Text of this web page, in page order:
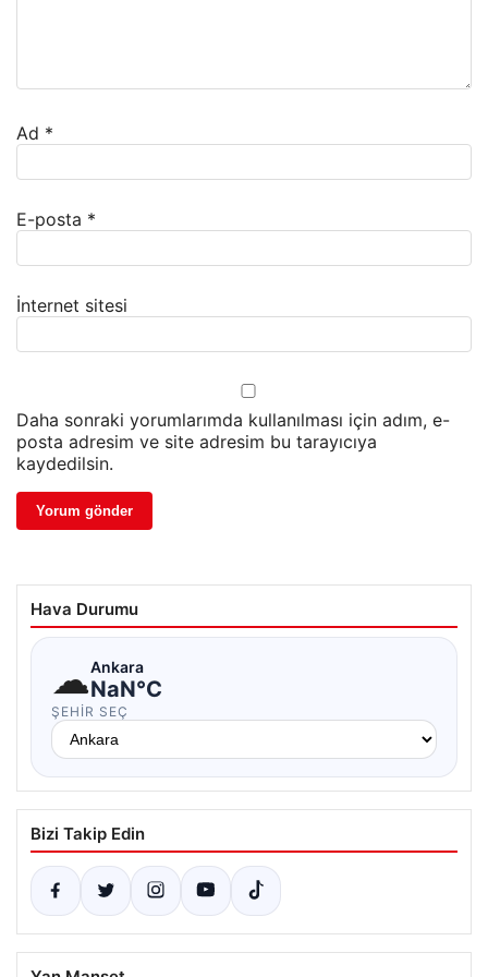
Ad *
E-posta *
İnternet sitesi
Daha sonraki yorumlarımda kullanılması için adım, e-
posta adresim ve site adresim bu tarayıcıya
kaydedilsin.
Hava Durumu
☁Ankara
NaN°C
ŞEHIR SEÇ
Bizi Takip Edin